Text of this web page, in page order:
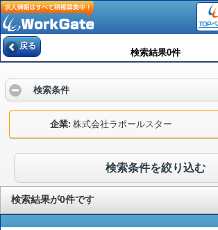
TOP
戻る
検索結果0件
検索条件
企業 株式会社ラポールスター
検索条件を絞り込む
検索結果が0件です